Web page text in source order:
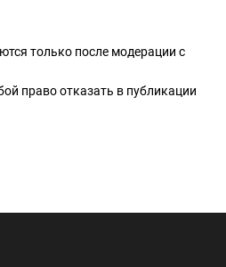
только после модерации с
право отказать в публикации